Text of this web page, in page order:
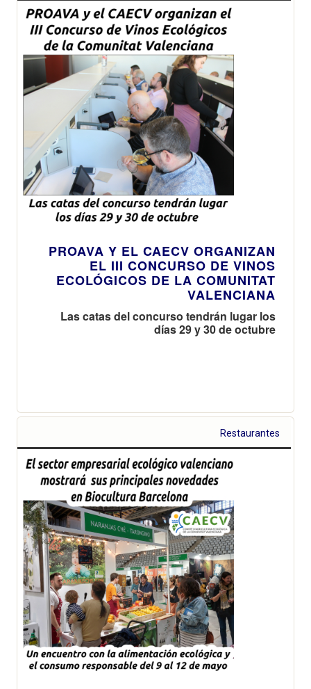
protagonistas
categorías
PROAVA Y EL CAECV ORGANIZAN
EL III CONCURSO DE VINOS
ECOLÓGICOS DE LA COMUNITAT
VALENCIANA
Las catas del concurso tendrán lugar los
días 29 y 30 de octubre
Restaurantes